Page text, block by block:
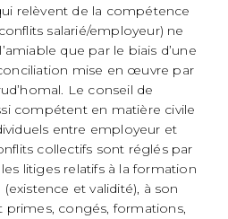
relèvent de la compétence
salarié/employeur) ne
que par le biais d’une
mise en œuvre par
Le conseil de
compétent en matière civile
entre employeur et
collectifs sont réglés par
litiges relatifs à la formation
et validité), à son
primes, congés, formations,